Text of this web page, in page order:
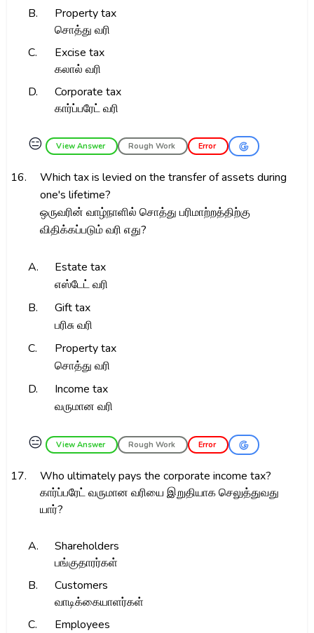
B.
Property tax
சொத்து வரி
C.
Excise tax
கலால் வரி
D.
Corporate tax
கார்ப்பரேட் வரி
😑 View Answer Rough Work Error
16.
Which tax is levied on the transfer of assets during
one's lifetime?
ஒருவரின் வாழ்நாளில் சொத்து பரிமாற்றத்திற்கு
விதிக்கப்படும் வரி எது?
A.
Estate tax
எஸ்டேட் வரி
B.
Gift tax
பரிசு வரி
C.
Property tax
சொத்து வரி
D.
Income tax
வருமான வரி
😑 View Answer Rough Work Error
17.
Who ultimately pays the corporate income tax?
கார்ப்பரேட் வருமான வரியை இறுதியாக செலுத்துவது
யார்?
A.
Shareholders
பங்குதாரர்கள்
B.
Customers
வாடிக்கையாளர்கள்
C.
Employees